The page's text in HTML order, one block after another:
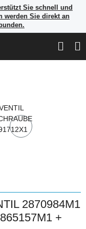
Sie schnell und
werden Sie direkt an
2870984M1
+